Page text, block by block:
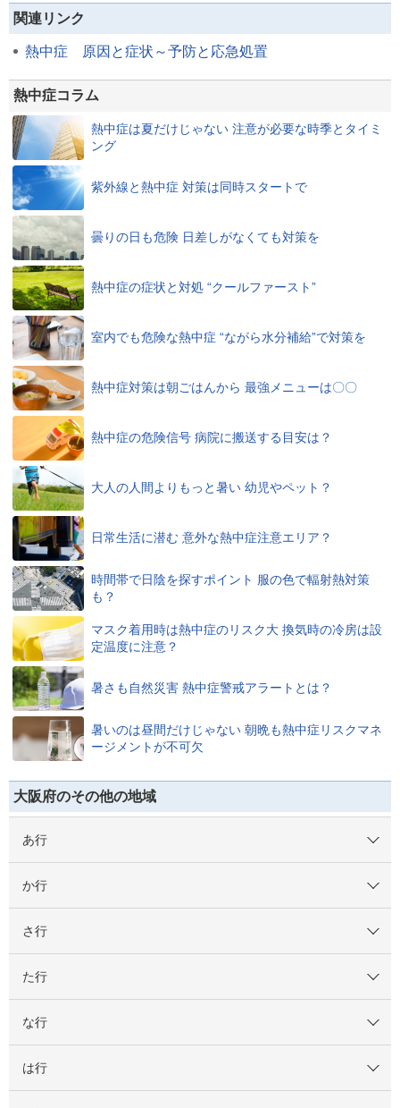
関連リンク
熱中症 原因と症状～予防と応急処置
熱中症コラム
熱中症は夏だけじゃない 注意が必要な時季とタイミ
ング
紫外線と熱中症 対策は同時スタートで
曇りの日も危険 日差しがなくても対策を
熱中症の症状と対処 “クールファースト”
室内でも危険な熱中症 “ながら水分補給”で対策を
熱中症対策は朝ごはんから 最強メニューは〇〇
熱中症の危険信号 病院に搬送する目安は？
大人の人間よりもっと暑い 幼児やペット？
日常生活に潜む 意外な熱中症注意エリア？
時間帯で日陰を探すポイント 服の色で輻射熱対策
も？
マスク着用時は熱中症のリスク大 換気時の冷房は設
定温度に注意？
暑さも自然災害 熱中症警戒アラートとは？
暑いのは昼間だけじゃない 朝晩も熱中症リスクマネ
ージメントが不可欠
大阪府のその他の地域
あ行
か行
さ行
た行
な行
は行